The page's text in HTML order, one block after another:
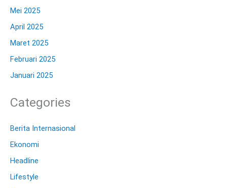
Mei 2025
April 2025
Maret 2025
Februari 2025
Januari 2025
Categories
Berita Internasional
Ekonomi
Headline
Lifestyle